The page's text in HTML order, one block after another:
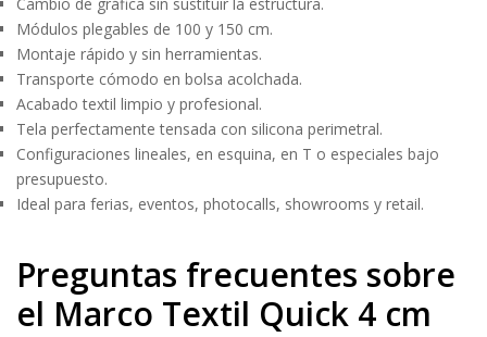
Módulos plegables de 100 y 150 cm.
Montaje rápido y sin herramientas.
Transporte cómodo en bolsa acolchada.
Acabado textil limpio y profesional.
Tela perfectamente tensada con silicona perimetral.
Configuraciones lineales, en esquina, en T o especiales bajo
presupuesto.
Ideal para ferias, eventos, photocalls, showrooms y retail.
Preguntas frecuentes sobre
el Marco Textil Quick 4 cm